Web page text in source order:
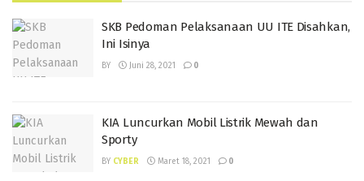
SKB Pedoman Pelaksanaan UU ITE Disahkan,
Ini Isinya
BY Juni 28, 2021 0
KIA Luncurkan Mobil Listrik Mewah dan
Sporty
BY CYBER Maret 18, 2021 0